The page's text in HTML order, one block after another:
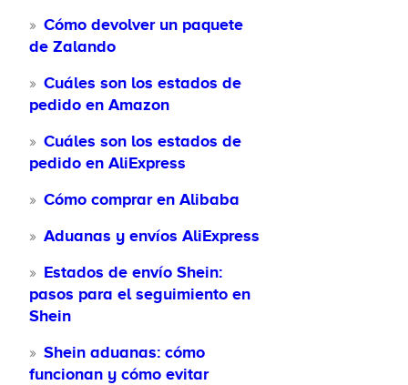
Cómo devolver un paquete
de Zalando
Cuáles son los estados de
pedido en Amazon
Cuáles son los estados de
pedido en AliExpress
Cómo comprar en Alibaba
Aduanas y envíos AliExpress
Estados de envío Shein:
pasos para el seguimiento en
Shein
Shein aduanas: cómo
funcionan y cómo evitar